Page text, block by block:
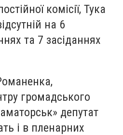
комісії, Тука
на 6
та 7 засіданнях
громадського
депутат
і в пленарних